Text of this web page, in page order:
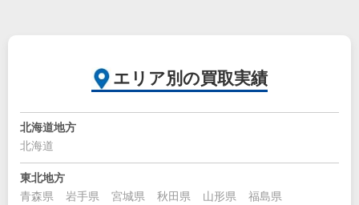
エリア別の買取実績
北海道地方
北海道
東北地方
青森県
岩手県 宮城県 秋田県 山形県 福島県